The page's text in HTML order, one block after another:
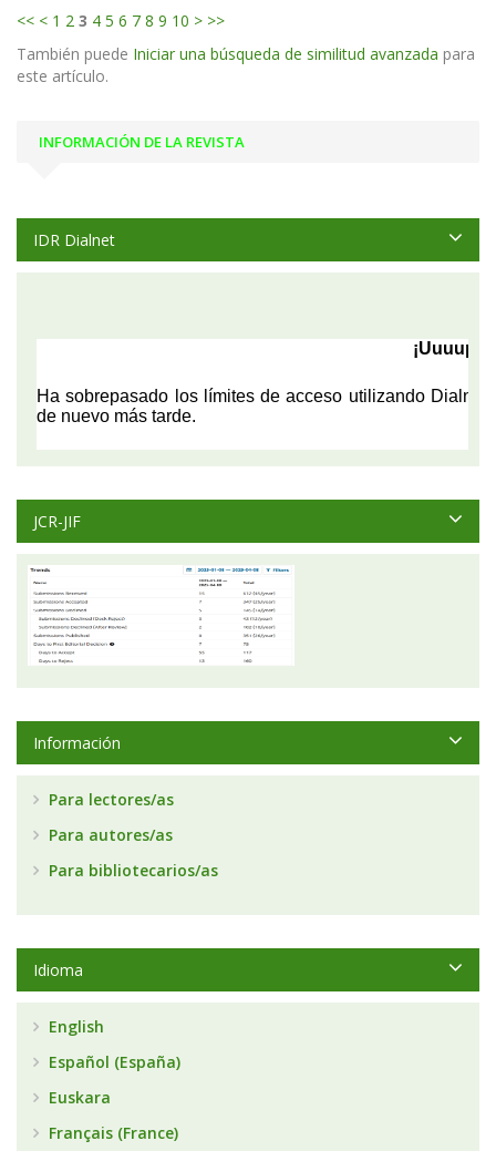
<< < 1 2 3 4 5 6 7 8 9 10 > >>
También puede Iniciar una búsqueda de similitud avanzada para
este artículo.
INFORMACIÓN DE LA REVISTA
IDR Dialnet
JCR-JIF
Información
Para lectores/as
Para autores/as
Para bibliotecarios/as
Idioma
English
Español (España)
Euskara
Français (France)